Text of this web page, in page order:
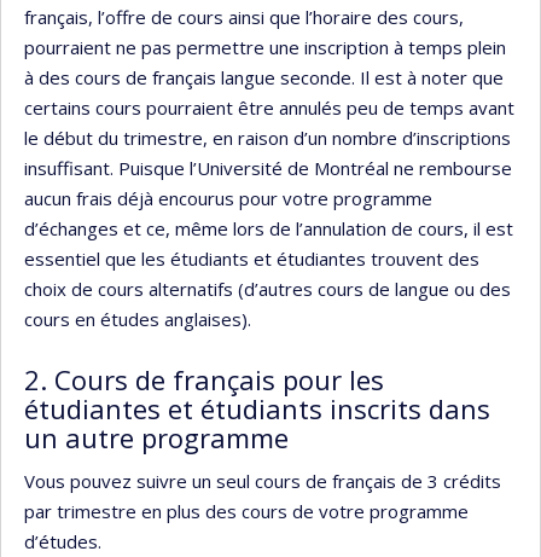
français, l’offre de cours ainsi que l’horaire des cours,
pourraient ne pas permettre une inscription à temps plein
à des cours de français langue seconde. Il est à noter que
certains cours pourraient être annulés peu de temps avant
le début du trimestre, en raison d’un nombre d’inscriptions
insuffisant. Puisque l’Université de Montréal ne rembourse
aucun frais déjà encourus pour votre programme
d’échanges et ce, même lors de l’annulation de cours, il est
essentiel que les étudiants et étudiantes trouvent des
choix de cours alternatifs (d’autres cours de langue ou des
cours en études anglaises).
2. Cours de français pour les
étudiantes et étudiants inscrits dans
un autre programme
Vous pouvez suivre un seul cours de français de 3 crédits
par trimestre en plus des cours de votre programme
d’études.